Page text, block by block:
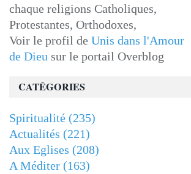
chaque religions Catholiques,
Protestantes, Orthodoxes,
Voir le profil de Unis dans l'Amour
de Dieu sur le portail Overblog
CATÉGORIES
Spiritualité (235)
Actualités (221)
Aux Eglises (208)
A Méditer (163)